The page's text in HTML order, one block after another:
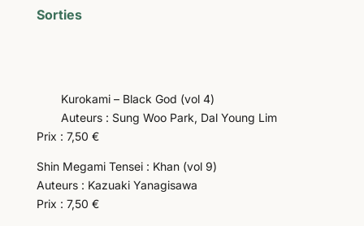
Sorties
Kurokami – Black God (vol 4)
Auteurs : Sung Woo Park, Dal Young Lim
Prix : 7,50 €
Shin Megami Tensei : Khan (vol 9)
Auteurs : Kazuaki Yanagisawa
Prix : 7,50 €